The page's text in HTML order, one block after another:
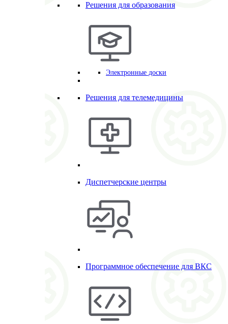
Решения для образования
Электронные доски
Решения для телемедицины
Диспетчерские центры
Программное обеспечение для ВКС